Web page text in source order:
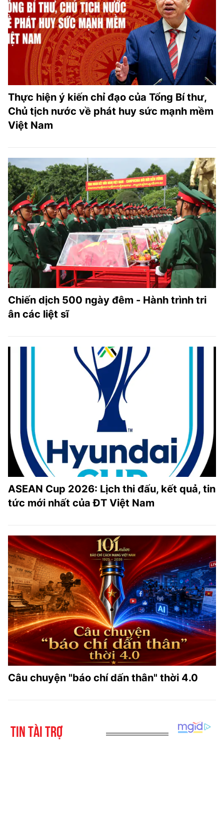
Thực hiện ý kiến chỉ đạo của Tổng Bí thư,
Chủ tịch nước về phát huy sức mạnh mềm
Việt Nam
Chiến dịch 500 ngày đêm - Hành trình tri
ân các liệt sĩ
ASEAN Cup 2026: Lịch thi đấu, kết quả, tin
tức mới nhất của ĐT Việt Nam
Câu chuyện "báo chí dấn thân" thời 4.0